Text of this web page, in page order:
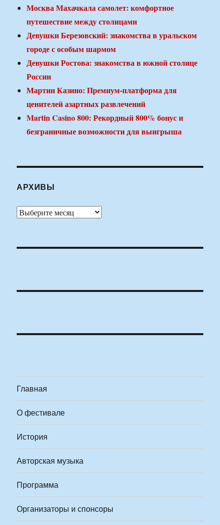
Москва Махачкала самолет: комфортное
путешествие между столицами
Девушки Березовский: знакомства в уральском
городе с особым шармом
Девушки Ростова: знакомства в южной столице
России
Мартин Казино: Премиум-платформа для
ценителей азартных развлечений
Martin Casino 800: Рекордный 800% бонус и
безграничные возможности для выигрыша
АРХИВЫ
Архивы
Главная
О фестивале
История
Авторская музыка
Программа
Организаторы и спонсоры